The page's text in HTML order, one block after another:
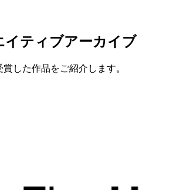
イティブアーカイブ
した作品をご紹介します。